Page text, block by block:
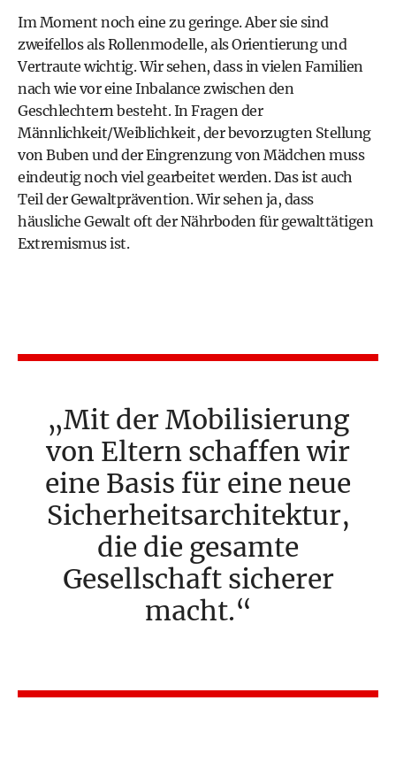
Im Moment noch eine zu geringe. Aber sie sind
zweifellos als Rollenmodelle, als Orientierung und
Vertraute wichtig. Wir sehen, dass in vielen Familien
nach wie vor eine Inbalance zwischen den
Geschlechtern besteht. In Fragen der
Männlichkeit/Weiblichkeit, der bevorzugten Stellung
von Buben und der Eingrenzung von Mädchen muss
eindeutig noch viel gearbeitet werden. Das ist auch
Teil der Gewaltprävention. Wir sehen ja, dass
häusliche Gewalt oft der Nährboden für gewalttätigen
Extremismus ist.
Mit der Mobilisierung
von Eltern schaffen wir
eine Basis für eine neue
Sicherheitsarchitektur,
die die gesamte
Gesellschaft sicherer
macht.